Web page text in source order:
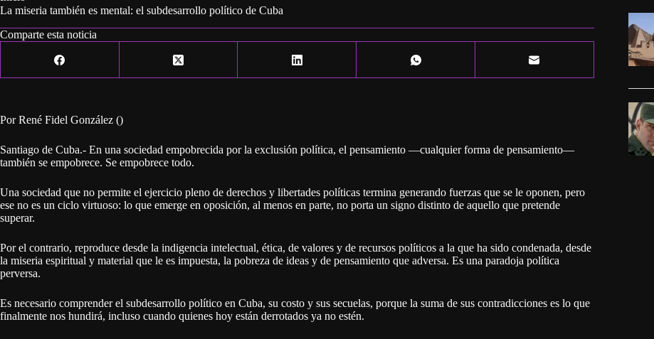
La miseria también es mental: el subdesarrollo político de Cuba
Comparte esta noticia
Por René Fidel González ()
Santiago de Cuba.- En una sociedad empobrecida por la exclusión política, el pensamiento —cualquier forma de pensamiento—
también se empobrece. Se empobrece todo.
Una sociedad que no permite el ejercicio pleno de derechos y libertades políticas termina generando fuerzas que se le oponen, pero
ese no es un ciclo virtuoso: lo que emerge en oposición, al menos en parte, no porta un signo distinto de aquello que pretende
superar.
Por el contrario, reproduce desde la indigencia intelectual, ética, de valores y de recursos políticos a la que ha sido condenada, desde
la miseria espiritual y material que le es impuesta, la pobreza de ideas y de pensamiento que adversa. Es una paradoja política
perversa.
Es necesario comprender el subdesarrollo político en Cuba, su costo y sus secuelas, porque la suma de sus contradicciones es lo que
finalmente nos hundirá, incluso cuando quienes hoy están derrotados ya no estén.